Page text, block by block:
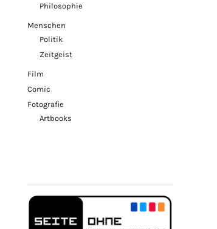
Philosophie
Menschen
Politik
Zeitgeist
Film
Comic
Fotografie
Artbooks